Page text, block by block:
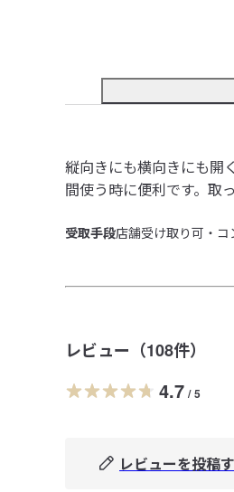
縦向きにも横向きにも開
間使う時に便利です。取
受取手段店舗受け取り可・
レビュー（108件）
4.7 / 5
レビューを投稿